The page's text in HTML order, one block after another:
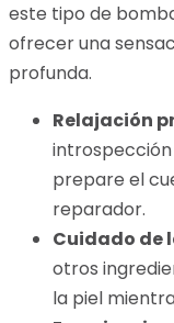
este tipo de
ofrecer una
profunda.
Relajación
prepare el
reparador.
Cuidado de
otros
la piel